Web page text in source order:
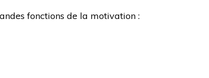
fonctions de la motivation :